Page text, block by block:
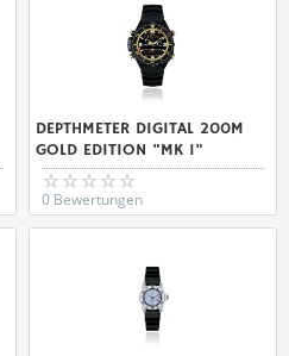
DEPTHMETER DIGITAL 200M
GOLD EDITION "MK 1"
0 Bewertungen